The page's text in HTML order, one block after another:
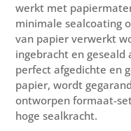
werkt met
minimale sealcoating
van papier verwerkt
ingebracht en geseald
perfect afgedichte en
papier, wordt
ontworpen formaat-
hoge sealkracht.